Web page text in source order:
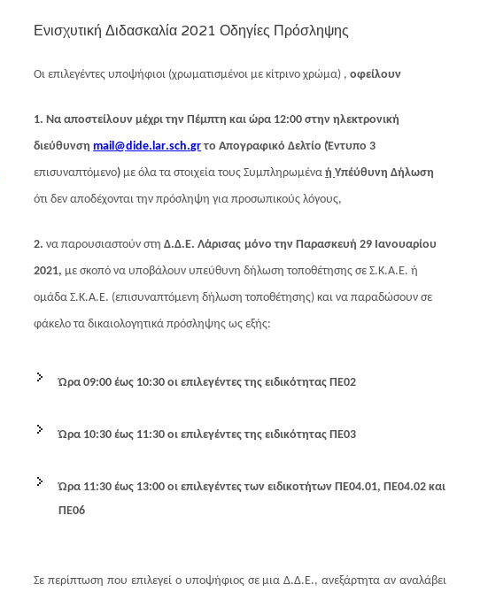
Ενισχυτική Διδασκαλία 2021 Οδηγίες Πρόσληψης
Οι επιλεγέντες υποψήφιοι (χρωματισμένοι με κίτρινο χρώμα) ,οφείλουν
1. Να αποστείλουν μέχρι την Πέμπτη και ώρα 12:00 στην ηλεκτρονική
διεύθυνσηmail@dide.lar.sch.grτο Απογραφικό Δελτίο (Έντυπο 3
επισυναπτόμενο) με όλα τα στοιχεία τους ΣυμπληρωμέναήΥπέύθυνη Δήλωση
ότι δεν αποδέχονται την πρόσληψη για προσωπικούς λόγους,
2.να παρουσιαστούν στηΔ.Δ.Ε. Λάρισας μόνο την Παρασκευή 29 Ιανουαρίου
2021, με σκοπό να υποβάλουν υπεύθυνη δήλωση τοποθέτησης σε Σ.Κ.Α.Ε. ή
ομάδα Σ.Κ.Α.Ε. (επισυναπτόμενη δήλωση τοποθέτησης) και να παραδώσουν σε
φάκελο τα δικαιολογητικά πρόσληψης ως εξής:
Ώρα 09:00 έως 10:30 οι επιλεγέντες της ειδικότητας ΠΕ02
Ώρα 10:30 έως 11:30 οι επιλεγέντες της ειδικότητας ΠΕ03
Ώρα 11:30 έως 13:00 οι επιλεγέντες των ειδικοτήτων ΠΕ04.01, ΠΕ04.02 και
ΠΕ06
Σε περίπτωση που επιλεγεί ο υποψήφιος σε μια Δ.Δ.Ε., ανεξάρτητα αν αναλάβει